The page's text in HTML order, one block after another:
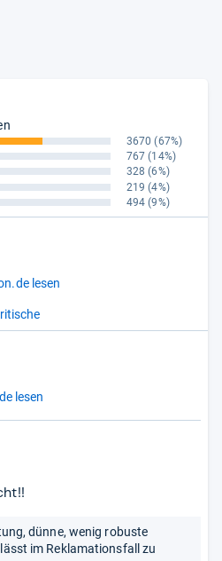
3670 (67%)
767 (14%)
328 (6%)
219 (4%)
494 (9%)
lesen
lesen
dünne, wenig robuste
im Reklamationsfall zu